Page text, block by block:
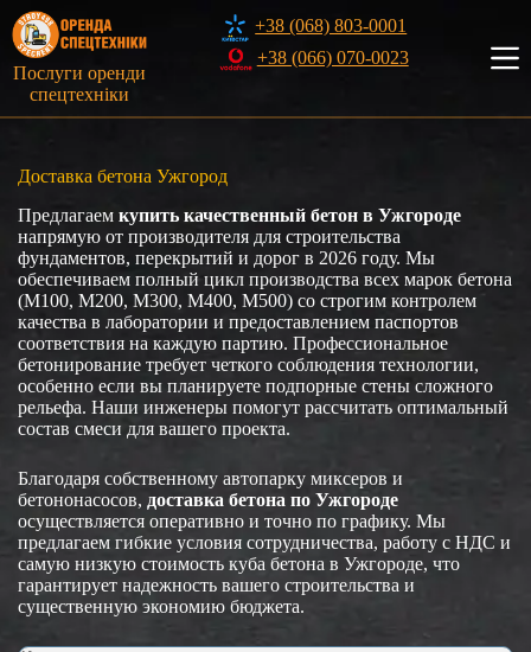
Перейти
сути
Послуги оренди
спецтехніки
+38 (068) 803-0001
+38 (066) 070-0023
Доставка бетона Ужгород
Предлагаем купить качественный бетон в Ужгороде
напрямую от производителя для строительства
фундаментов, перекрытий и дорог в 2026 году. Мы
обеспечиваем полный цикл производства всех марок бетона
(М100, М200, М300, М400, М500) со строгим контролем
качества в лаборатории и предоставлением паспортов
соответствия на каждую партию. Профессиональное
бетонирование требует четкого соблюдения технологии,
особенно если вы планируете подпорные стены сложного
рельефа. Наши инженеры помогут рассчитать оптимальный
состав смеси для вашего проекта.
Благодаря собственному автопарку миксеров и
бетононасосов, доставка бетона по Ужгороде
осуществляется оперативно и точно по графику. Мы
предлагаем гибкие условия сотрудничества, работу с НДС и
самую низкую стоимость куба бетона в Ужгороде, что
гарантирует надежность вашего строительства и
существенную экономию бюджета.